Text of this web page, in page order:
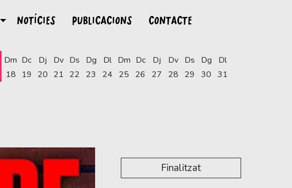
NOTÍCIES PUBLICACIONS CONTACTE
Dm
18
Dc
19
Dj
20
Dv
21
Ds
22
Dg
23
Dl
24
Dm
25
Dc
26
Dj
27
Dv
28
Ds
29
Dg
30
Dl
31
Finalitzat